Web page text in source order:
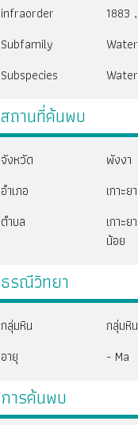
infraorder
1883 ,
Subfamily
Subspecies
สถานที่ค้นพบ
จังหวัด
พังงา
อำเภอ
เกาะย
ตำบล
เกาะย
น้อย
ธรณีวิทยา
กลุ่มหิน
กลุ่มหิ
อายุ
- Ma
การค้นพบ